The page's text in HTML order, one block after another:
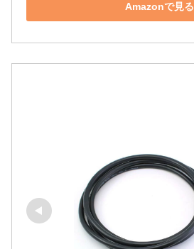
Amazonで見る